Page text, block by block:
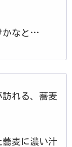
かなと…
れる、蕎麦
麦に濃い汁